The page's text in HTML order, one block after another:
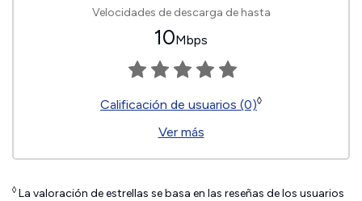
Velocidades de descarga de hasta
10Mbps
Calificación de usuarios (0)◊
Ver más
◊ La valoración de estrellas se basa en las reseñas de los usuarios